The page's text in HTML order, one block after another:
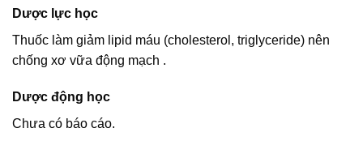
Dược lực học
Thuốc làm giảm lipid máu (cholesterol, triglyceride) nên
chống xơ vữa động mạch .
Dược động học
Chưa có báo cáo.